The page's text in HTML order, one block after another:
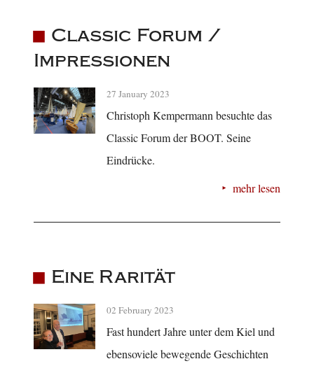
Classic Forum /
Impressionen
27 January 2023
Christoph Kempermann besuchte das
Classic Forum der BOOT. Seine
Eindrücke.
mehr lesen
Eine Rarität
02 February 2023
Fast hundert Jahre unter dem Kiel und
ebensoviele bewegende Geschichten